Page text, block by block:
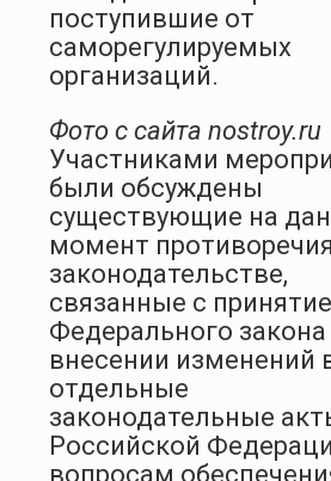
поступившие от
саморегулируемых
организаций.
Фото с сайта nostroy.ru
Участниками
были обсуждены
существующие на
момент
законодательстве,
связанные с
Федерального закона
внесении изменений
отдельные
законодательные
Российской
вопросам